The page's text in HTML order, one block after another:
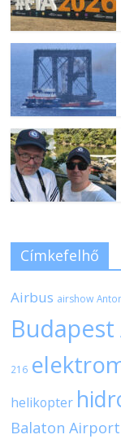
Címkefelhő
Airbus airshow
216
helikopter
Balaton Airport